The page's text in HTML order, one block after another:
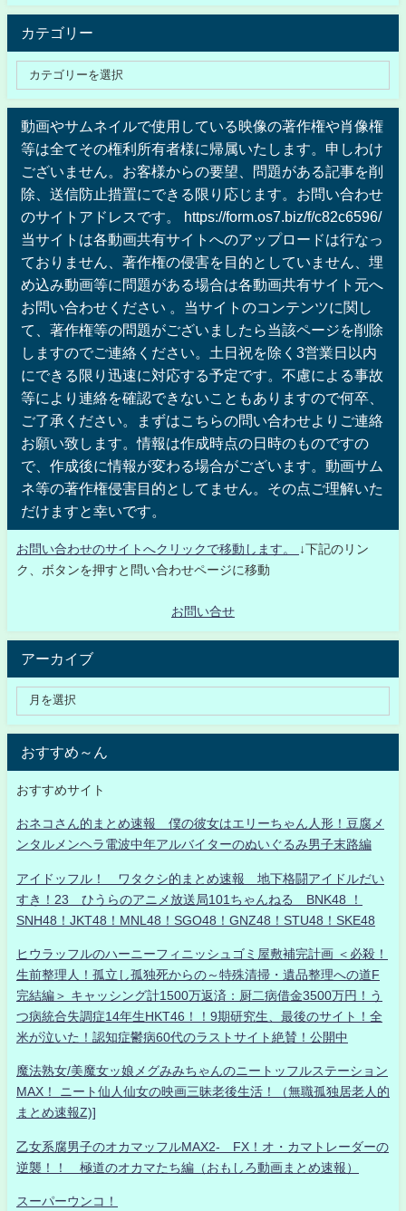
カテゴリー
動画やサムネイルで使用している映像の著作権や肖像権
等は全てその権利所有者様に帰属いたします。申しわけ
ございません。お客様からの要望、問題がある記事を削
除、送信防止措置にできる限り応じます。お問い合わせ
のサイトアドレスです。 https://form.os7.biz/f/c82c6596/
当サイトは各動画共有サイトへのアップロードは行なっ
ておりません、著作権の侵害を目的としていません、埋
め込み動画等に問題がある場合は各動画共有サイト元へ
お問い合わせください 。当サイトのコンテンツに関し
て、著作権等の問題がございましたら当該ページを削除
しますのでご連絡ください。土日祝を除く3営業日以内
にできる限り迅速に対応する予定です。不慮による事故
等により連絡を確認できないこともありますので何卒、
ご了承ください。まずはこちらの問い合わせよりご連絡
お願い致します。情報は作成時点の日時のものですの
で、作成後に情報が変わる場合がございます。動画サム
ネ等の著作権侵害目的としてません。その点ご理解いた
だけますと幸いです。
お問い合わせのサイトへクリックで移動します。
↓下記のリン
ク、ボタンを押すと問い合わせページに移動
お問い合せ
アーカイブ
おすすめ～ん
おすすめサイト
おネコさん的まとめ速報 僕の彼女はエリーちゃん人形！豆腐メ
ンタルメンヘラ電波中年アルバイターのぬいぐるみ男子末路編
アイドッフル！ ワタクシ的まとめ速報 地下格闘アイドルだい
すき！23 ひうらのアニメ放送局101ちゃんねる BNK48 ！
SNH48！JKT48！MNL48！SGO48！GNZ48！STU48！SKE48
ヒウラッフルのハーニーフィニッシュゴミ屋敷補完計画 ＜必殺！
生前整理人！孤立し孤独死からの～特殊清掃・遺品整理への道F
完結編＞ キャッシング計1500万返済：厨二病借金3500万円！う
つ病統合失調症14年生HKT46！！9期研究生、最後のサイト！全
米が泣いた！認知症鬱病60代のラストサイト絶賛！公開中
魔法熟女/美魔女ッ娘メグみみちゃんのニートッフルステーション
MAX！ ニート仙人仙女の映画三昧老後生活！（無職孤独居老人的
まとめ速報Z)]
乙女系腐男子のオカマッフルMAX2- FX！オ・カマトレーダーの
逆襲！！ 極道のオカマたち編（おもしろ動画まとめ速報）
スーパーウンコ！